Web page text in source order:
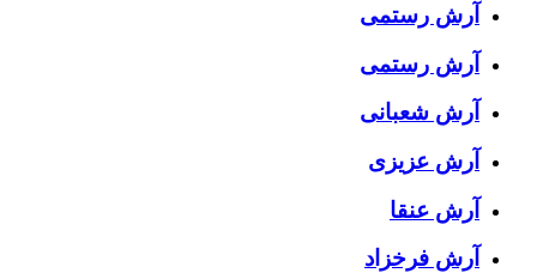
آرش رستمى
آرش رستمی
آرش شعبانی
آرش عزیزی
آرش عنقا
آرش فرخزاد